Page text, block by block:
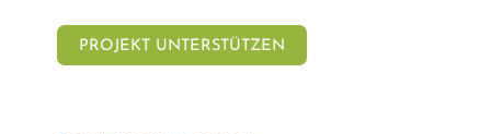
Walnusspflanzung
Agroforst
PROJEKT UNTERSTÜTZEN